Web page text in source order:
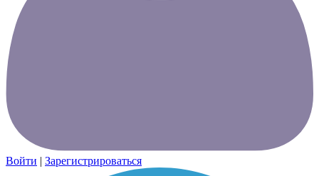
Войти | Зарегистрироваться